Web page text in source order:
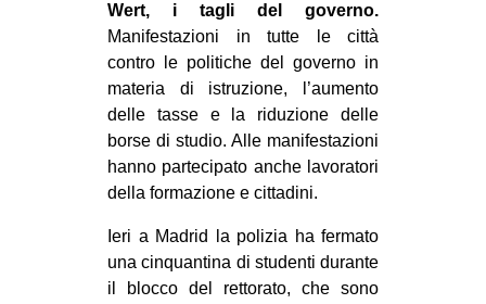
GENERI
MIGRAZIONI
PRECARIATO
REPRESSIONE
STUDENTI
ARTE
CINEMA
Wert, i tagli del governo.
Manifestazioni in tutte le città
contro le politiche del governo in
materia di istruzione, l’aumento
delle tasse e la riduzione delle
borse di studio. Alle manifestazioni
hanno partecipato anche lavoratori
della formazione e cittadini.
Ieri a Madrid la polizia ha fermato
una cinquantina di studenti durante
il blocco del rettorato, che sono